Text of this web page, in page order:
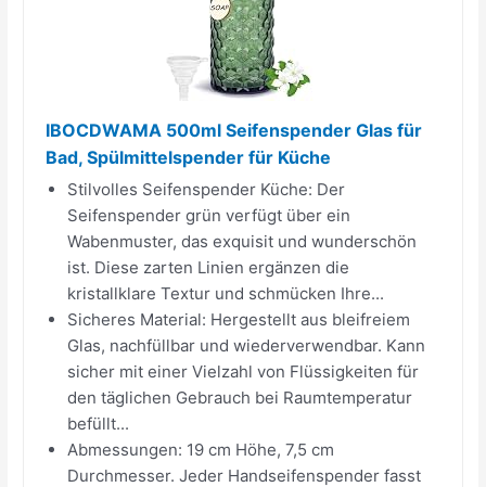
IBOCDWAMA 500ml Seifenspender Glas für
Bad, Spülmittelspender für Küche
Stilvolles Seifenspender Küche: Der
Seifenspender grün verfügt über ein
Wabenmuster, das exquisit und wunderschön
ist. Diese zarten Linien ergänzen die
kristallklare Textur und schmücken Ihre...
Sicheres Material: Hergestellt aus bleifreiem
Glas, nachfüllbar und wiederverwendbar. Kann
sicher mit einer Vielzahl von Flüssigkeiten für
den täglichen Gebrauch bei Raumtemperatur
befüllt...
Abmessungen: 19 cm Höhe, 7,5 cm
Durchmesser. Jeder Handseifenspender fasst